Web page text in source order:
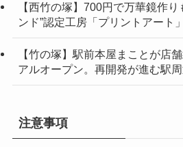
【西竹の塚】700円で万華鏡作
ンド”認定工房「プリントアート」
【竹の塚】駅前本屋まことが店
アルオープン。再開発が進む駅
注意事項